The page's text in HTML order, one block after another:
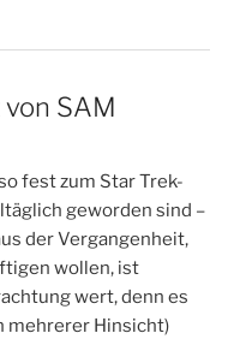
SAM
fest zum Star Trek-
geworden sind –
der Vergangenheit,
wollen, ist
wert, denn es
mehrerer Hinsicht)